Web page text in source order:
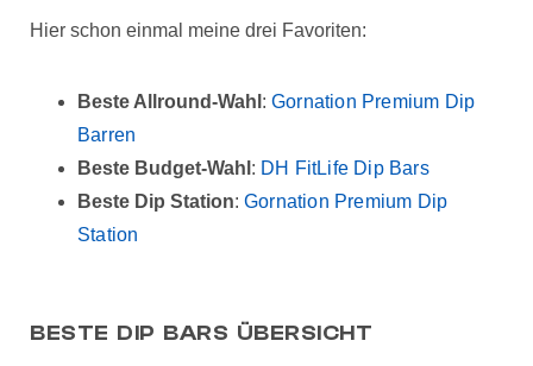
Hier schon einmal meine drei Favoriten:
Beste Allround-Wahl : Gornation Premium Dip
Barren
Beste Budget-Wahl : DH FitLife Dip Bars
Beste Dip Station: Gornation Premium Dip
Station
BESTE DIP BARS ÜBERSICHT